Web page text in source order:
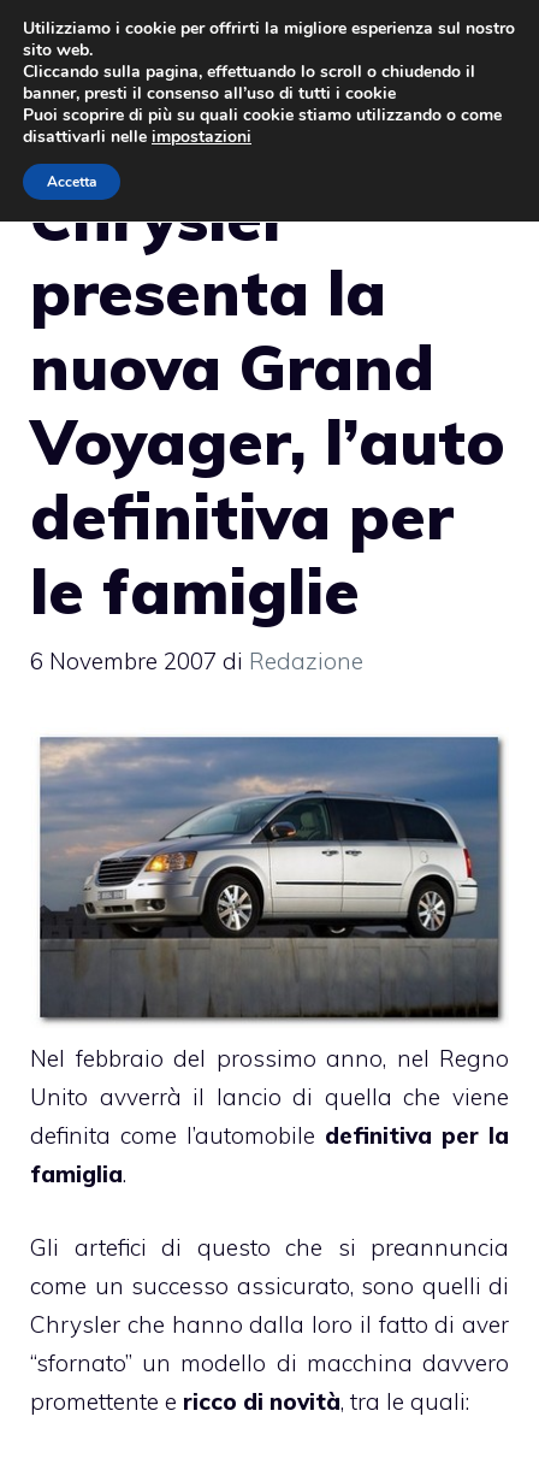
Vai
contenuto
Chrysler
presenta la
nuova Grand
Voyager, l’auto
definitiva per
le famiglie
6 Novembre 2007 di Redazione
Nel febbraio del prossimo anno, nel Regno
Unito avverrà il lancio di quella che viene
definita come l’automobile definitiva per la
famiglia.
Gli artefici di questo che si preannuncia
come un successo assicurato, sono quelli di
Chrysler che hanno dalla loro il fatto di aver
“sfornato” un modello di macchina davvero
promettente e ricco di novità, tra le quali:
Utilizziamo i cookie per offrirti la migliore esperienza sul nostro
sito web.
Cliccando sulla pagina, effettuando lo scroll o chiudendo il
banner, presti il consenso all’uso di tutti i cookie
Puoi scoprire di più su quali cookie stiamo utilizzando o come
disattivarli nelle impostazioni
Accetta